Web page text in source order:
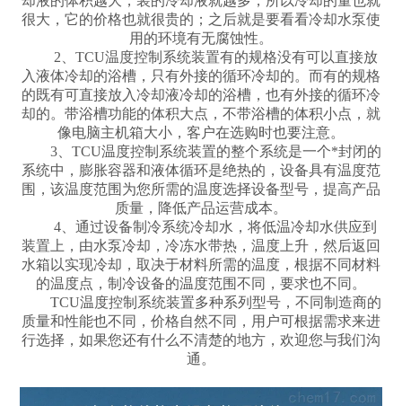
很大，它的价格也就很贵的；之后就是要看看冷却水泵使
用的环境有无腐蚀性。
2、TCU温度控制系统装置有的规格没有可以直接放
入液体冷却的浴槽，只有外接的循环冷却的。而有的规格
的既有可直接放入冷却液冷却的浴槽，也有外接的循环冷
却的。带浴槽功能的体积大点，不带浴槽的体积小点，就
像电脑主机箱大小，客户在选购时也要注意。
3、TCU温度控制系统装置的整个系统是一个*封闭的
系统中，膨胀容器和液体循环是绝热的，设备具有温度范
围，该温度范围为您所需的温度选择设备型号，提高产品
质量，降低产品运营成本。
4、通过设备制冷系统冷却水，将低温冷却水供应到
装置上，由水泵冷却，冷冻水带热，温度上升，然后返回
水箱以实现冷却，取决于材料所需的温度，根据不同材料
的温度点，制冷设备的温度范围不同，要求也不同。
TCU温度控制系统装置多种系列型号，不同制造商的
质量和性能也不同，价格自然不同，用户可根据需求来进
行选择，如果您还有什么不清楚的地方，欢迎您与我们沟
通。